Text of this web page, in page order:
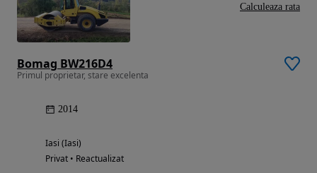
Bomag BW216D4
Primul proprietar, stare excelenta
2014
Iasi (Iasi)
Privat • Reactualizat
Calculeaza rata